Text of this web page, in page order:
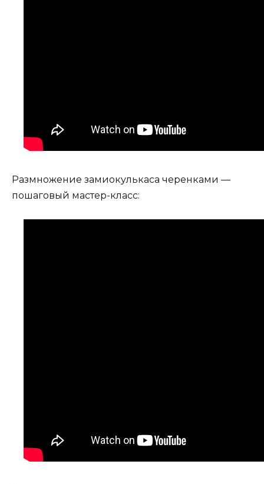
Размножение замиокулькаса черенками —
пошаговый мастер-класс: